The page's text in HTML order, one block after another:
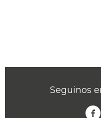
Seguinos
